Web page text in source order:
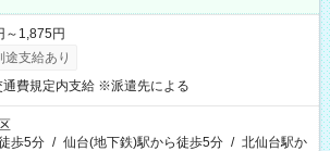
～1,875円
途支給あり
通費規定内支給 ※派遣先による
歩5分 / 仙台(地下鉄)駅から徒歩5分 / 北仙台駅か